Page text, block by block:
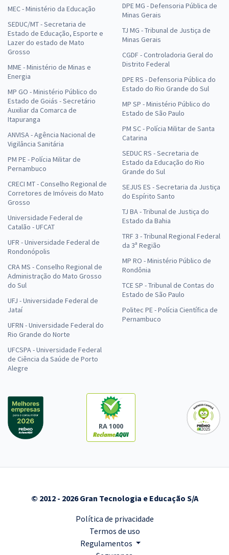
MEC - Ministério da Educação
SEDUC/MT - Secretaria de
Estado de Educação, Esporte e
Lazer do estado de Mato
Grosso
MME - Ministério de Minas e
Energia
MP GO - Ministério Público do
Estado de Goiás - Secretário
Auxiliar da Comarca de
Itapuranga
ANVISA - Agência Nacional de
Vigilância Sanitária
PM PE - Polícia Militar de
Pernambuco
CRECI MT - Conselho Regional de
Corretores de Imóveis do Mato
Grosso
Universidade Federal de
Catalão - UFCAT
UFR - Universidade Federal de
Rondonópolis
CRA MS - Conselho Regional de
Administração do Mato Grosso
do Sul
UFJ - Universidade Federal de
Jataí
UFRN - Universidade Federal do
Rio Grande do Norte
UFCSPA - Universidade Federal
de Ciência da Saúde de Porto
Alegre
DPE MG - Defensoria Pública de
Minas Gerais
TJ MG - Tribunal de Justiça de
Minas Gerais
CGDF - Controladoria Geral do
Distrito Federal
DPE RS - Defensoria Pública do
Estado do Rio Grande do Sul
MP SP - Ministério Público do
Estado de São Paulo
PM SC - Polícia Militar de Santa
Catarina
SEDUC RS - Secretaria de
Estado da Educação do Rio
Grande do Sul
SEJUS ES - Secretaria da Justiça
do Espírito Santo
TJ BA - Tribunal de Justiça do
Estado da Bahia
TRF 3 - Tribunal Regional Federal
da 3ª Região
MP RO - Ministério Público de
Rondônia
TCE SP - Tribunal de Contas do
Estado de São Paulo
Politec PE - Polícia Científica de
Pernambuco
RA 1000
© 2012 - 2026 Gran Tecnologia e Educação S/A
Política de privacidade
Termos de uso
Regulamentos